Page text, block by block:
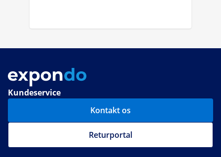
Kundeservice
Kontakt os
Returportal